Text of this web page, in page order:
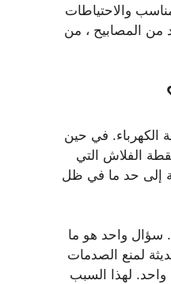
والاحتياطات
من المصابيح ، من
الكهرباء. في حين
الفلاش التي
يجعلها آمنة إلى حد ما في ظل
سؤال واحد هو ما
لمنع الصدمات
واحد. لهذا السبب